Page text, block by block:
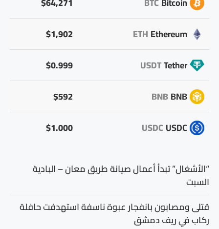
Ethereum
ETH
$1,902
Tether
USDT
$0.999
BNB
BNB
$592
USDC
USDC
$1.000
“الأشغال” تبدأ أعمال صيانة طريق معان – البادية
السبت
قتلى ومصابون بانفجار عبوة ناسفة استهدفت حافلة
ركاب في ريف دمشق